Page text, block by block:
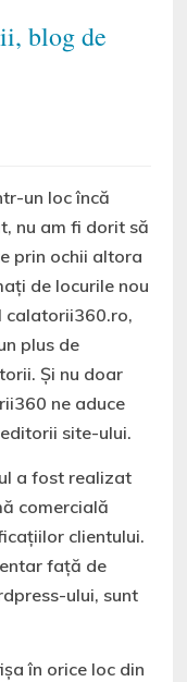
blog de
un loc încă
nu am fi dorit să
prin ochii altora
de locurile nou
calatorii360.ro,
plus de
Și nu doar
ne aduce
site-ului.
a fost realizat
comercială
clientului.
față de
ului, sunt
în orice loc din